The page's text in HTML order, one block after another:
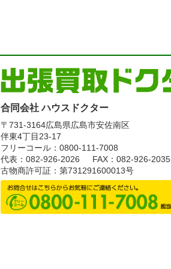
合同会社 ハウスドクター
〒731-3164広島県広島市安佐南区
伴東4丁目23-17
フリーコール：0800-111-7008
代表：082-926-2026
FAX：082-926-2035
古物商許可証：第731291600013号